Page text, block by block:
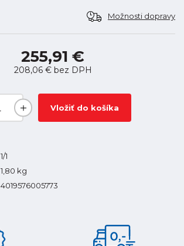
Možnosti dopravy
255,91 €
208,06 €bez DPH
Vložiť do košíka
1/1
1,80 kg
4019576005773